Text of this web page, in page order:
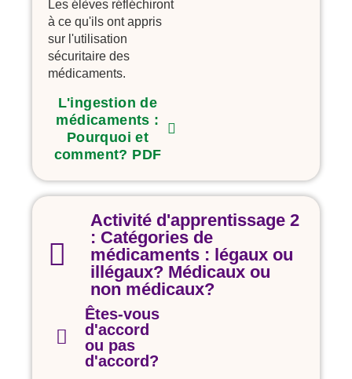
Les élèves réfléchiront
à ce qu'ils ont appris
sur l'utilisation
sécuritaire des
médicaments.
L'ingestion de
médicaments :
Pourquoi et
comment? PDF
Activité d'apprentissage 2
: Catégories de
médicaments : légaux ou
illégaux? Médicaux ou
non médicaux?
Êtes-vous
d'accord
ou pas
d'accord?